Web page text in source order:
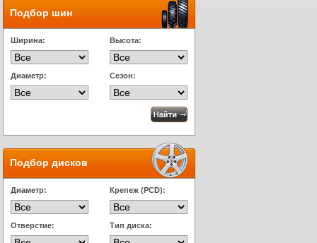
Подбор шин
Ширина: Высота:
Диаметр: Сезон:
Подбор дисков
Диаметр: Крепеж (PCD):
Отверстие: Тип диска: